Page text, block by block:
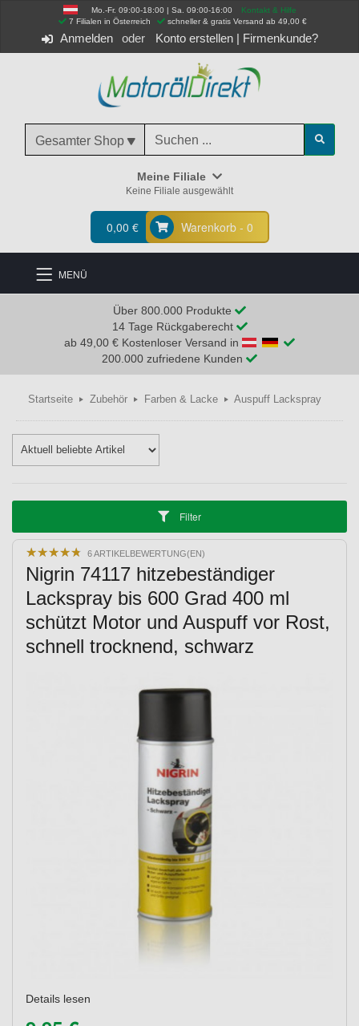
Mo.-Fr. 09:00-18:00 | Sa. 09:00-16:00
Kontakt & Hilfe
7 Filialen in Österreich
schneller & gratis Versand ab 49,00 €
Anmelden Konto erstellen| Firmenkunde?
Gesamter Shop
Meine Filiale
Keine Filiale ausgewählt
0,00 € Warenkorb - 0
MENÜ
Über 800.000 Produkte
14 Tage Rückgaberecht
ab 49,00 € Kostenloser Versand in
200.000 zufriedene Kunden
Startseite Zubehör Farben & Lacke Auspuff Lackspray
Filter
★★★★★
★★★★★ 6 ARTIKELBEWERTUNG(EN)
Nigrin 74117 hitzebeständiger
Lackspray bis 600 Grad 400 ml
schützt Motor und Auspuff vor Rost,
schnell trocknend, schwarz
Details lesen